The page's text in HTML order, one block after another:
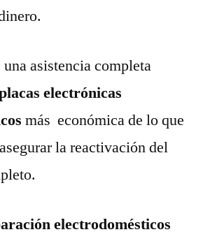
asistencia completa
electrónicas
más económica de lo que
la reactivación del
electrodomésticos